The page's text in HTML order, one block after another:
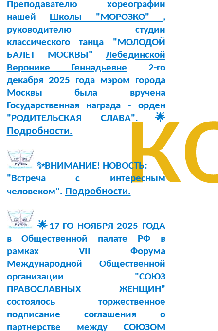
Преподавателю хореографии
нашей Школы "МОРОЗКО" ,
руководителю студии
классического танца "МОЛОДОЙ
БАЛЕТ МОСКВЫ" Лебединской
Веронике Геннадьевне 2-го
декабря 2025 года мэром города
Москвы была вручена
Государственная награда - орден
"РОДИТЕЛЬСКАЯ СЛАВА".🌟
Подробности.
✨ВНИМАНИЕ! НОВОСТЬ:
"Встреча с интересным
человеком". Подробности.
🌟17-ГО НОЯБРЯ 2025 ГОДА
в Общественной палате РФ в
рамках VII Форума
Международной Общественной
организации "СОЮЗ
ПРАВОСЛАВНЫХ ЖЕНЩИН"
состоялось торжественное
подписание соглашения о
партнерстве между СОЮЗОМ